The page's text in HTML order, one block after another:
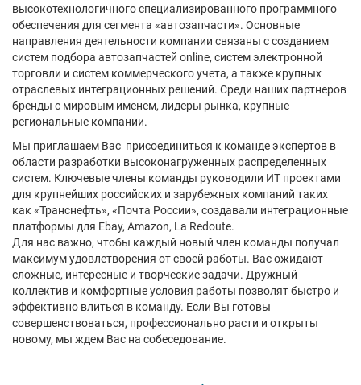
высокотехнологичного специализированного программного
обеспечения для сегмента «автозапчасти». Основные
направления деятельности компании связаны с созданием
систем подбора автозапчастей online, систем электронной
торговли и систем коммерческого учета, а также крупных
отраслевых интеграционных решений. Среди наших партнеров
бренды с мировым именем, лидеры рынка, крупные
региональные компании.
Мы приглашаем Вас присоединиться к команде экспертов в
области разработки высоконагруженных распределенных
систем. Ключевые члены команды руководили ИТ проектами
для крупнейших российских и зарубежных компаний таких
как «Транснефть», «Почта России», создавали интеграционные
платформы для Ebay, Amazon, La Redoute.
Для нас важно, чтобы каждый новый член команды получал
максимум удовлетворения от своей работы. Вас ожидают
сложные, интересные и творческие задачи. Дружный
коллектив и комфортные условия работы позволят быстро и
эффективно влиться в команду. Если Вы готовы
совершенствоваться, профессионально расти и открыты
новому, мы ждем Вас на собеседование.